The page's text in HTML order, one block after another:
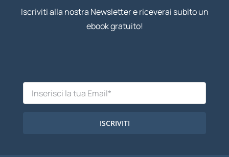
Iscriviti alla nostra Newsletter e riceverai subito un
ebook gratuito!
ISCRIVITI